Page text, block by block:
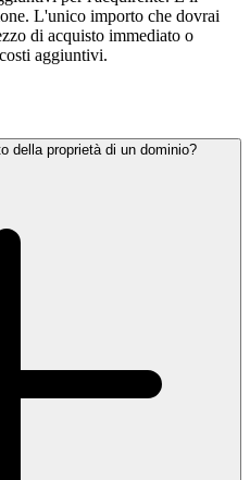
L'unico importo che dovrai
di acquisto immediato o
aggiuntivi.
della proprietà di un dominio?